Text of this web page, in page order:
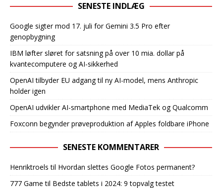
SENESTE INDLÆG
Google sigter mod 17. juli for Gemini 3.5 Pro efter
genopbygning
IBM løfter sløret for satsning på over 10 mia. dollar på
kvantecomputere og AI-sikkerhed
OpenAI tilbyder EU adgang til ny AI-model, mens Anthropic
holder igen
OpenAI udvikler AI-smartphone med MediaTek og Qualcomm
Foxconn begynder prøveproduktion af Apples foldbare iPhone
SENESTE KOMMENTARER
Henriktroels til Hvordan slettes Google Fotos permanent?
777 Game til Bedste tablets i 2024: 9 topvalg testet